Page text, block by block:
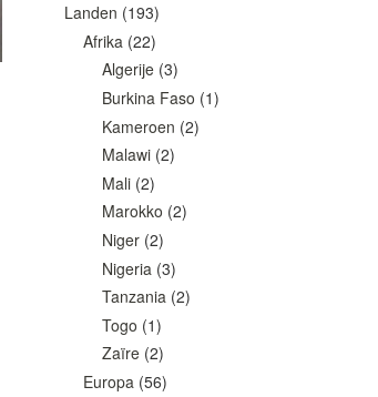
Landen (193)
Afrika (22)
Algerije (3)
Burkina Faso (1)
Kameroen (2)
Malawi (2)
Mali (2)
Marokko (2)
Niger (2)
Nigeria (3)
Tanzania (2)
Togo (1)
Zaïre (2)
Europa (56)